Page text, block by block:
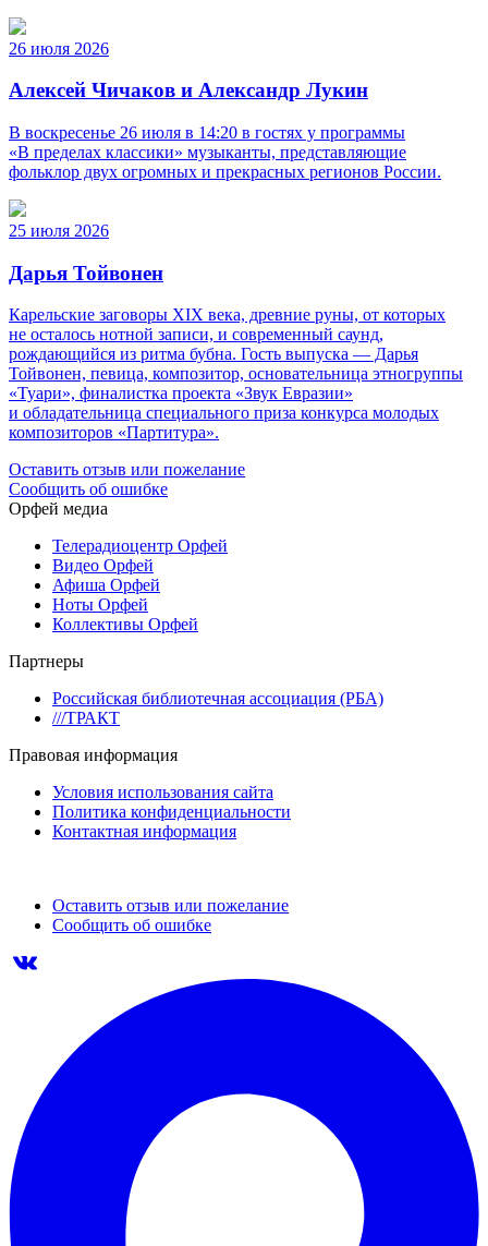
26 июля 2026
Алексей Чичаков и Александр Лукин
В воскресенье 26 июля в 14:20 в гостях у программы
«В пределах классики» музыканты, представляющие
фольклор двух огромных и прекрасных регионов России.
25 июля 2026
Дарья Тойвонен
Карельские заговоры XIX века, древние руны, от которых
не осталось нотной записи, и современный саунд,
рождающийся из ритма бубна. Гость выпуска — Дарья
Тойвонен, певица, композитор, основательница этногруппы
«Туари», финалистка проекта «Звук Евразии»
и обладательница специального приза конкурса молодых
композиторов «Партитура».
Оставить отзыв или пожелание
Сообщить об ошибке
Орфей медиа
Телерадиоцентр Орфей
Видео Орфей
Афиша Орфей
Ноты Орфей
Коллективы Орфей
Партнеры
Российская библиотечная ассоциация (РБА)
///ТРАКТ
Правовая информация
Условия использования сайта
Политика конфиденциальности
Контактная информация
Оставить отзыв или пожелание
Сообщить об ошибке